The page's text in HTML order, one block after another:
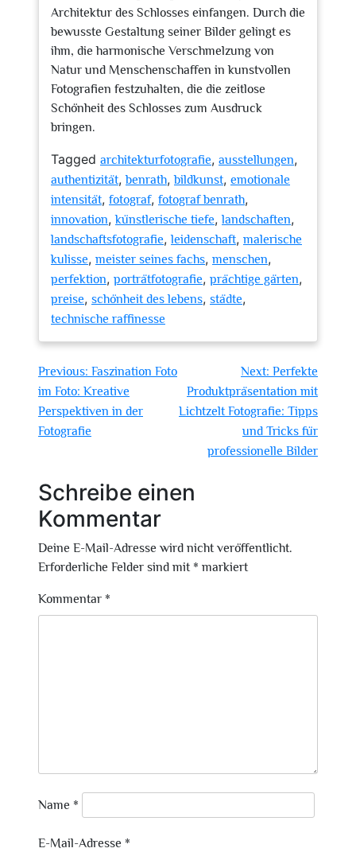
Architektur des Schlosses einfangen. Durch die
bewusste Gestaltung seiner Bilder gelingt es
ihm, die harmonische Verschmelzung von
Natur und Menschenschaffen in kunstvollen
Fotografien festzuhalten, die die zeitlose
Schönheit des Schlosses zum Ausdruck
bringen.
Tagged architekturfotografie, ausstellungen,
authentizität,benrath,bildkunst, emotionale
intensität, fotograf, fotograf benrath,
innovation,künstlerische tiefe,landschaften,
landschaftsfotografie,leidenschaft, malerische
kulisse, meister seines fachs, menschen,
perfektion, porträtfotografie, prächtige gärten,
preise, schönheit des lebens, städte,
technische raffinesse
Beitragsnavigation
Previous: Faszination Foto
im Foto: Kreative
Perspektiven in der
Fotografie
Next: Perfekte
Produktpräsentation mit
Lichtzelt Fotografie: Tipps
und Tricks für
professionelle Bilder
Schreibe einen
Kommentar
Deine E-Mail-Adresse wird nicht veröffentlicht.
Erforderliche Felder sind mit * markiert
Kommentar *
Name *
E-Mail-Adresse *